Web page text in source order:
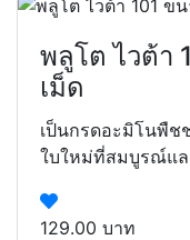
พลูโต ไวต้า
เม็ด
เป็นกรดอะมิโนพืช
ใบใหม่ที่สมบูรณ์แล
129.00 บาท